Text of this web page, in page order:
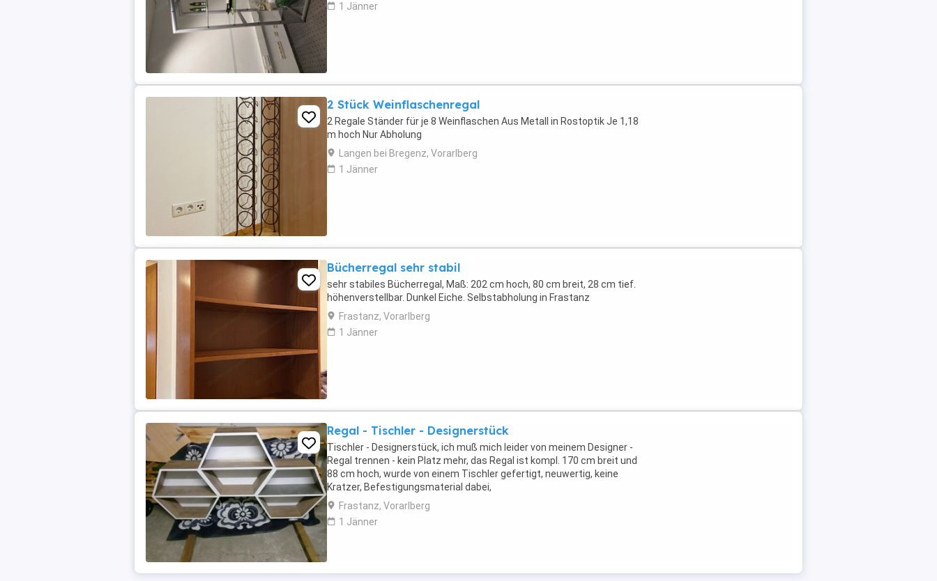
1 Jänner
2 Stück Weinflaschenregal
2 Regale Ständer für je 8 Weinflaschen Aus Metall in Rostoptik Je 1,18
m hoch Nur Abholung
Langen bei Bregenz, Vorarlberg
1 Jänner
Bücherregal sehr stabil
sehr stabiles Bücherregal, Maß: 202 cm hoch, 80 cm breit, 28 cm tief.
höhenverstellbar. Dunkel Eiche. Selbstabholung in Frastanz
Frastanz, Vorarlberg
1 Jänner
Regal - Tischler - Designerstück
Tischler - Designerstück, ich muß mich leider von meinem Designer -
Regal trennen - kein Platz mehr, das Regal ist kompl. 170 cm breit und
88 cm hoch, wurde von einem Tischler gefertigt, neuwertig, keine
Kratzer, Befestigungsmaterial dabei,
Frastanz, Vorarlberg
1 Jänner